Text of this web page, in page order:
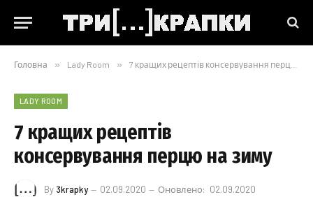
Головна » Lady Room » 7 кращих рецептів консервування перцю на зиму
LADY ROOM
7 кращих рецептів
консервування перцю на зиму
By 3krapky 02.09.2020 Оновлено: 02.09.2020